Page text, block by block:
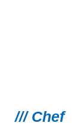
/// Chef